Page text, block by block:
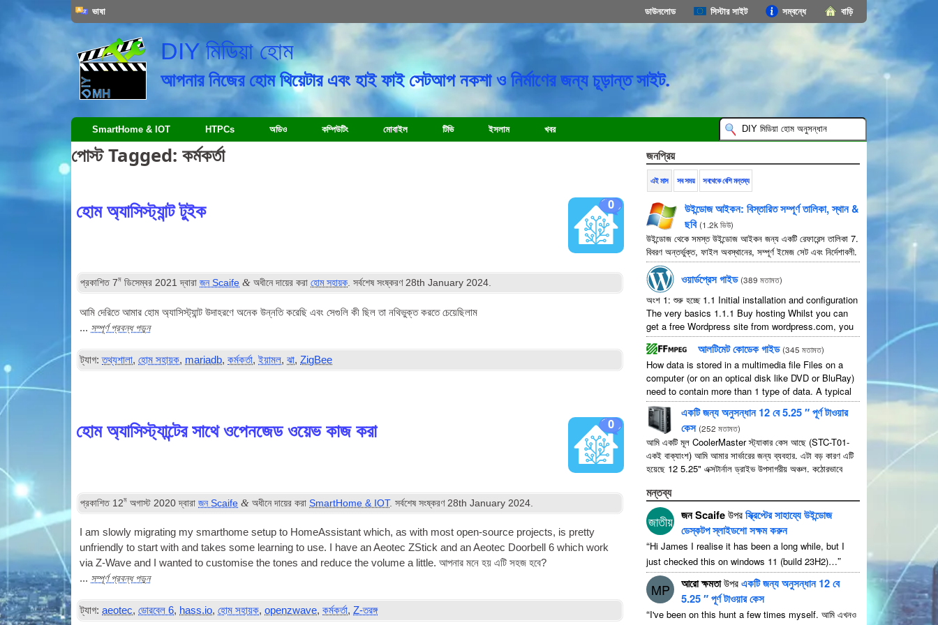
বাড়ি
সম্বন্ধে
সিস্টার সাইট
ডাউনলোড
ভাষা
DIY মিডিয়া হোম
আপনার নিজের হোম থিয়েটার এবং হাই ফাই সেটআপ নকশা ও নির্মাণের জন্য চূড়ান্ত সাইট.
SmartHome & IOT HTPCs অডিও কম্পিউটিং মোবাইল টিভি ইসলাম খবর
পোস্ট Tagged: কর্মকর্তা
0
হোম অ্যাসিস্ট্যান্ট টুইক
প্রকাশিত7ম ডিসেম্বর 2021 দ্বারাজন Scaife & অধীনে দায়ের করাহোম সহায়ক. সর্বশেষ সংষ্করণ28th January 2024.
আমি দেরিতে আমার হোম অ্যাসিস্ট্যান্ট উদাহরণে অনেক উন্নতি করেছি এবং সেগুলি কী ছিল তা নথিভুক্ত করতে চেয়েছিলাম
... সম্পূর্ণ প্রবন্ধ পড়ুন
ট্যাগ: তথ্যশালা,হোম সহায়ক, mariadb,কর্মকর্তা,ইয়ামল,ঝা,ZigBee
0
হোম অ্যাসিস্ট্যান্টের সাথে ওপেনজেড ওয়েভ কাজ করা
প্রকাশিত 12ম অগাস্ট 2020দ্বারাজন Scaife & অধীনে দায়ের করাSmartHome & IOT. সর্বশেষ সংষ্করণ 28th January 2024
I am slowly migrat­ing my smarthome setup to Home­As­sist­ant which,as with most open-source pro­jects, is pretty
unfriendly to start with and takes some learn­ing to use. I have an Aeotec ZStick and an Aeotec Door­bell 6which work
via Z‑Wave and I wanted to cus­tom­ise the tones and reduce the volume a little. আপনার মনে হয় এটি সহজ হবে?
... সম্পূর্ণ প্রবন্ধ পড়ুন
ট্যাগ: aeotec,ডোরবেল 6, hass.io,হোম সহায়ক,openzwave,কর্মকর্তা,Z-তরঙ্গ
জনপ্রিয়
এই মাস সব সময় সবথেকে বেশি মন্তব্য
উইন্ডোজ আইকন: বিস্তারিত সম্পূর্ণ তালিকা, স্থান &
ছবি (1.2k ভিউ)
উইন্ডোজ থেকে সমস্ত উইন্ডোজ আইকন জন্য একটি রেফারেন্স তালিকা 7.
বিবরণ অন্তর্ভুক্ত, ফাইল অবস্থানের, সম্পূর্ণ ইমেজ সেট এবং নির্দেশাবলী.
ওয়ার্ডপ্রেস গাইড (389 মতামত)
অংশ 1: শুরু হচ্ছে 1.1 Initial installation and configuration
The very basics 1.1.1 Buy hosting Whilst you can
get a free Wordpress site from wordpress.com,you
lose some control and you have to serve their...
আলটিমেট কোডেক গাইড (345 মতামত)
How data is stored in a multimedia file Files on a
computer(or on an optical disk like DVD or BluRay)
need to contain more than 1type of data.A typical
movie will include...
একটি জন্য অনুসন্ধান 12 বে 5.25 ″ পূর্ণ টাওয়ার
কেস (252 মতামত)
আমি একটি মূল CoolerMaster স্ট্যাকার কেস আছে (STC-T01-
একই বাক্যাংশ) আমি আমার সার্ভারের জন্য ব্যবহার. এটা বড় কারণ এটি
হয়েছে 12 5.25" এক্সটার্নাল ড্রাইভ উপসাগরীয় অঞ্চল. কঠোরভাবে
মন্তব্য
জাতীয় জন Scaifeউপরস্ক্রিপ্টের সাহায্যে উইন্ডোজ
ডেস্কটপ স্লাইডশো সক্ষম করুন
“Hi James I realise it has been a long while,but I
just checked this on windows 11 (build 23H2)…”
MP আরো ক্ষমতাউপরএকটি জন্য অনুসন্ধান 12 বে
5.25 ″ পূর্ণ টাওয়ার কেস
“I've been on this hunt a few times myself. আমি এখনও